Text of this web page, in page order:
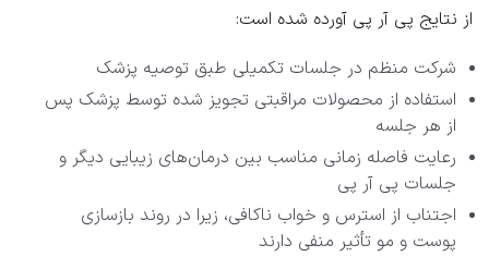
از نتایج پی آر پی آورده شده است:
شرکت منظم در جلسات تکمیلی طبق توصیه پزشک
استفاده از محصولات مراقبتی تجویز شده توسط پزشک پس
از هر جلسه
رعایت فاصله زمانی مناسب بین درمان‌های زیبایی دیگر و
جلسات پی آر پی
اجتناب از استرس و خواب ناکافی، زیرا در روند بازسازی
پوست و مو تأثیر منفی دارند